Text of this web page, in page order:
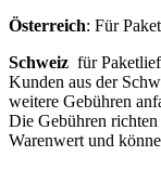
Österreich: Für
Schweiz für
Kunden aus der
weitere Gebühren
Die Gebühren
Warenwert und